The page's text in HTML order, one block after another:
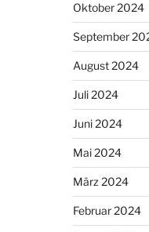
Oktober 2024
September
August 2024
Juli 2024
Juni 2024
Mai 2024
März 2024
Februar 2024